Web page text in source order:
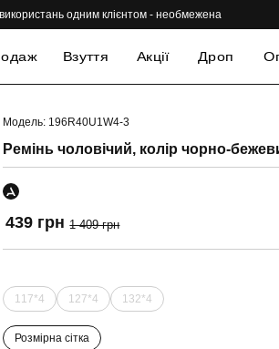
використань одним клієнтом - необмежена
Взуття Акції Дроп
-69%
Модель: 196R40U1W4-3
Ремінь чоловічий, колір чорно-
439 грн 1 409 грн
117*4 127*4 132*4
Розмірна сітка